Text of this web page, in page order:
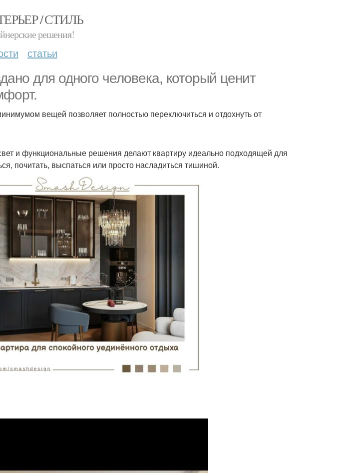
/ СТИЛЬ
решения!
статьи
для одного человека, который ценит
вещей позволяет полностью переключиться и отдохнуть от
и функциональные решения делают квартиру идеально подходящей для
почитать, выспаться или просто насладиться тишиной.